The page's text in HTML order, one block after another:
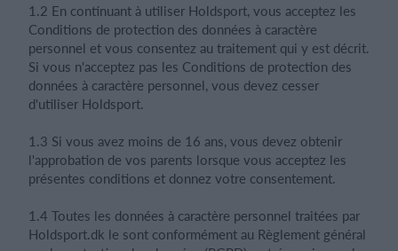
1.2 En continuant à utiliser Holdsport, vous acceptez les
Conditions de protection des données à caractère
personnel et vous consentez au traitement qui y est décrit.
Si vous n'acceptez pas les Conditions de protection des
données à caractère personnel, vous devez cesser
d'utiliser Holdsport.
1.3 Si vous avez moins de 16 ans, vous devez obtenir
l'approbation de vos parents lorsque vous acceptez les
présentes conditions et donnez votre consentement.
1.4 Toutes les données à caractère personnel traitées par
Holdsport.dk le sont conformément au Règlement général